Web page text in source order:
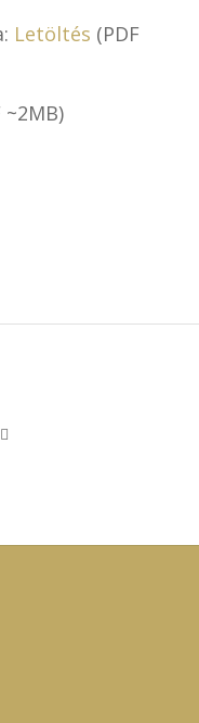
Letöltés (PDF
~2MB)